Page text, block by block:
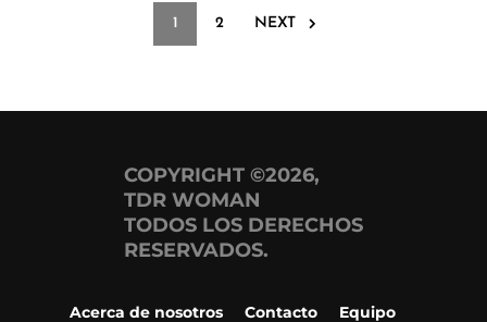
1 2 NEXT
COPYRIGHT ©2026,
TDR WOMAN
TODOS LOS DERECHOS
RESERVADOS.
Acerca de nosotros Contacto Equipo